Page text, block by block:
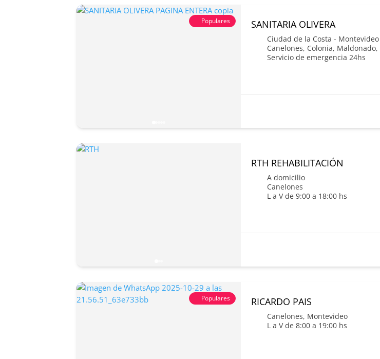
Populares SANITARIA OLIVERA
Ciudad de la Costa - Montevideo
Canelones, Colonia, Maldonado,
Servicio de emergencia 24hs
RTH REHABILITACIÓN
A domicilio
Canelones
L a V de 9:00 a 18:00 hs
Populares RICARDO PAIS
Canelones, Montevideo
L a V de 8:00 a 19:00 hs